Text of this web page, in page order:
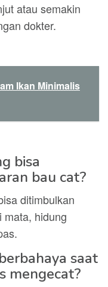
atau semakin
dokter.
Ikan Minimalis
bisa
bau cat?
ditimbulkan
mata, hidung
saat
mengecat?